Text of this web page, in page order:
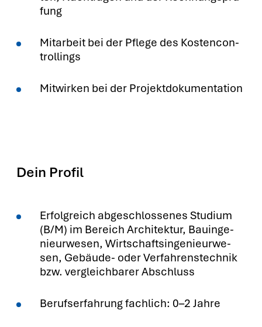
fung
Mit­ar­beit bei der Pfle­ge des Kos­ten­con­
trol­lings
Mit­wir­ken bei der Pro­jekt­do­ku­men­ta­ti­on
Dein Profil
Erfolg­reich abge­schlos­se­nes Stu­di­um
(B/M) im Bereich Archi­tek­tur, Bau­in­ge­
nieur­we­sen, Wirt­schafts­in­ge­nieur­we­
sen, Gebäu­de- oder Ver­fah­rens­tech­nik
bzw. ver­gleich­ba­rer Abschluss
Berufs­er­fah­rung fach­lich: 0–2 Jah­re